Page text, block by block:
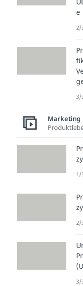
e
2/
3/
Marketing
1/
2/
3/